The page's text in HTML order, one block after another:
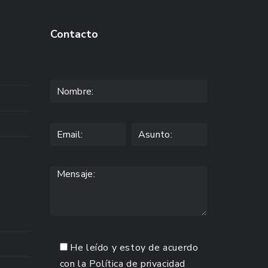
Contacto
He leído y estoy de acuerdo
con la Política de privacidad